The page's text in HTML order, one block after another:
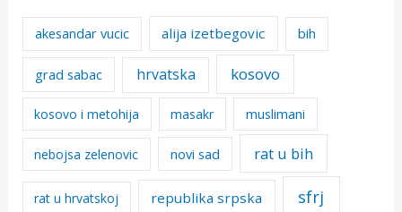
akesandar vucic alija izetbegovic bih
grad sabac hrvatska kosovo
kosovo i metohija masakr muslimani
nebojsa zelenovic novi sad rat u bih
rat u hrvatskoj republika srpska sfrj